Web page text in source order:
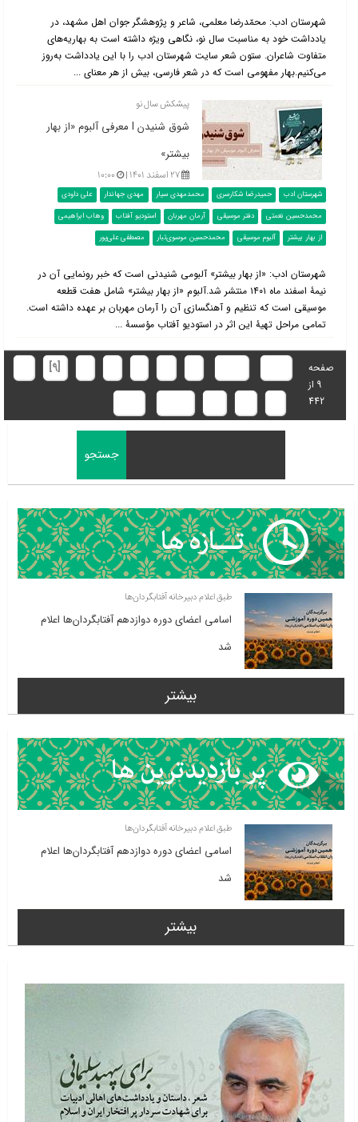
شهرستان ادب: محمّدرضا معلمی، شاعر و پژوهشگر جوان اهل مشهد، در
یادداشت خود به مناسبت سال نو، نگاهی ویژه داشته است به بهاریه‌های
متفاوت شاعران. ستون شعر سایت شهرستان ادب را با این یادداشت به‌روز
می‌کنیم.بهار مفهومی است که در شعر فارسی، بیش از هر معنای ...
پیشکش سال نو
شوق شنیدن l معرفی آلبوم «از بهار
بیشتر»
۲۷ اسفند ۱۴۰۱ | ۱۰:۰۰
شهرستان ادب حمیدرضا شکارسری محمدمهدی سیار مهدی جهاندار
علی داودی
محمدحسین نعمتی
دفتر موسیقی آرمان مهربان استودیو آفتاب
وهاب ابراهیمی
از بهار بیشتر
آلبوم موسیقی محمدحسین موسوی‌تبار مصطفی علی‌پور
شهرستان ادب: «از بهار بیشتر» آلبومی شنیدنی است که خبر رونمایی آن در
نیمۀ اسفند ماه ۱۴۰۱ منتشر شد.آلبوم «از بهار بیشتر» شامل هفت قطعه
موسیقی است که تنظیم و آهنگسازی آن را آرمان مهربان بر عهده داشته است.
تمامی مراحل تهیۀ این اثر در استودیو آفتاب مؤسسۀ ...
صفحه
9 از
442
[9]
طبق اعلام دبیرخانه آفتابگردان‌ها
اسامی اعضای دوره دوازدهم آفتابگردان‌ها اعلام
شد
بیشتر
طبق اعلام دبیرخانه آفتابگردان‌ها
اسامی اعضای دوره دوازدهم آفتابگردان‌ها اعلام
شد
بیشتر